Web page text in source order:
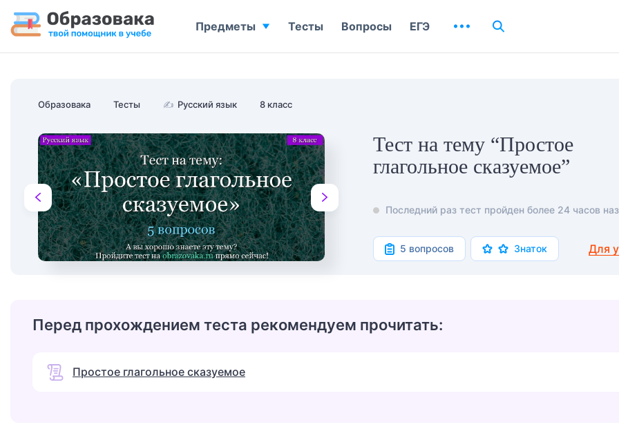
Образовака Тесты ✍ Русский язык 8 класс
Тест на тему “Простое
глагольное сказуемое”
Последний раз тест пройден более 24 часов
5 вопросов Знаток Для
Перед прохождением теста рекомендуем прочитать:
Простое глагольное сказуемое
Предметы Тесты Вопросы ЕГЭ